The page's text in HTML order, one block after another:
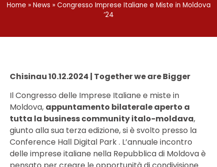
Home » News » Congresso Imprese Italiane e Miste in Moldova
’24
Chisinau 10.12.2024 | Together we are Bigger
Il Congresso delle Imprese Italiane e miste in
Moldova, appuntamento bilaterale aperto a
tutta la business community italo-moldava,
giunto alla sua terza edizione, si è svolto presso la
Conference Hall Digital Park . L’annuale incontro
delle imprese italiane nella Repubblica di Moldova è